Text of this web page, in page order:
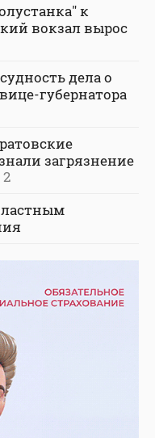
к
вокзал вырос
дела о
губернатора
загрязнение
2